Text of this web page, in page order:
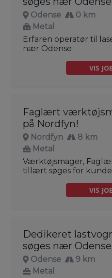
Odense
0 km
Metal
Erfaren operatør til
nær Odense
VIS
Faglært
på Nordfyn!
Nordfyn
8 km
Metal
Værktøjsmager,
tillært søges for
VIS
Dedikeret
søges nær Odense
Odense
9 km
Metal